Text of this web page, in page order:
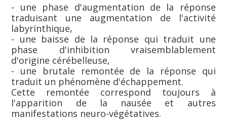
- une phase d'augmentation de la réponse
traduisant une augmentation de l'activité
labyrinthique,
- une baisse de la réponse qui traduit une
phase d'inhibition vraisemblablement
d'origine cérébelleuse,
- une brutale remontée de la réponse qui
traduit un phénomène d'échappement.
Cette remontée correspond toujours à
l'apparition de la nausée et autres
manifestations neuro-végétatives.